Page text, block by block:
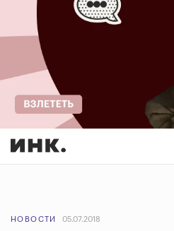
НОВОСТИ 05.07.2018